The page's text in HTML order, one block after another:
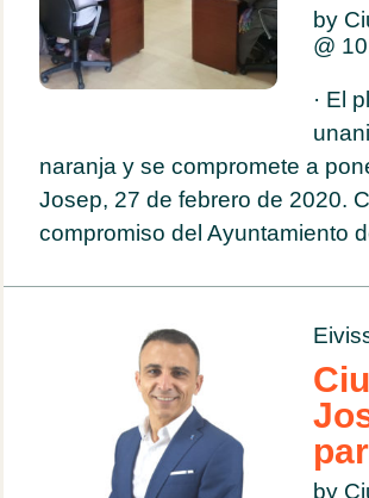
by
@
· El
naranja y se compromete a
Josep, 27 de febrero de 2020.
compromiso del Ayuntamiento
by